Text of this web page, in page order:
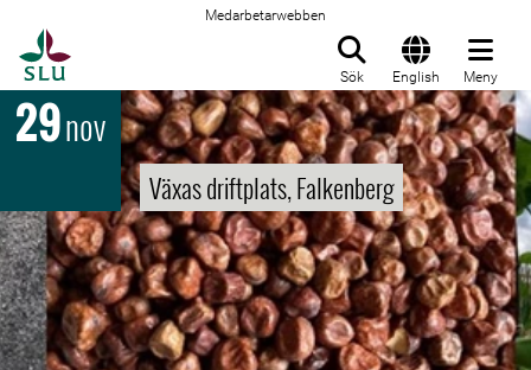
Medarbetarwebben
Sök English Meny
29nov
Växas driftplats, Falkenberg